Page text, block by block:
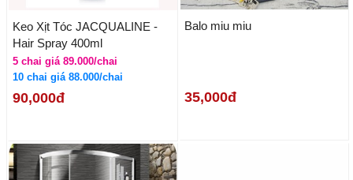
Keo Xịt Tóc JACQUALINE -
Hair Spray 400ml
5 chai giá 89.000/chai
10 chai giá 88.000/chai
90,000đ
Balo miu miu
35,000đ